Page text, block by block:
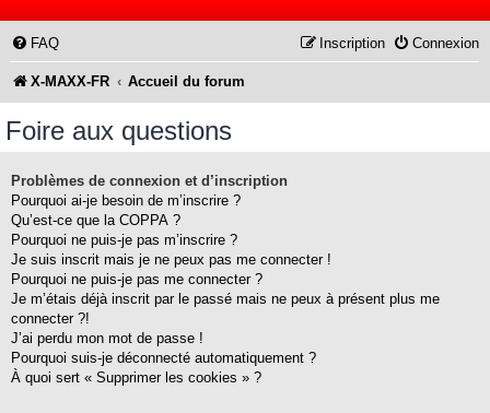
FAQ Connexion
Inscription
X-MAXX-FR Accueil du forum
Foire aux questions
Problèmes de connexion et d’inscription
Pourquoi ai-je besoin de m’inscrire ?
Qu’est-ce que la COPPA ?
Pourquoi ne puis-je pas m’inscrire ?
Je suis inscrit mais je ne peux pas me connecter !
Pourquoi ne puis-je pas me connecter ?
Je m’étais déjà inscrit par le passé mais ne peux à présent plus me
connecter ?!
J’ai perdu mon mot de passe !
Pourquoi suis-je déconnecté automatiquement ?
À quoi sert « Supprimer les cookies » ?